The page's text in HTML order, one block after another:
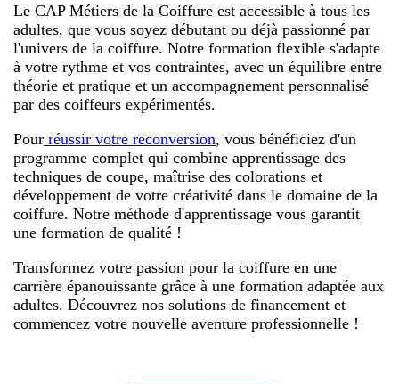
Le CAP Métiers de la Coiffure est accessible à tous les
adultes, que vous soyez débutant ou déjà passionné par
l'univers de la coiffure. Notre formation flexible s'adapte
à votre rythme et vos contraintes, avec un équilibre entre
théorie et pratique et un accompagnement personnalisé
par des coiffeurs expérimentés.
Pour réussir votre reconversion, vous bénéficiez d'un
programme complet qui combine apprentissage des
techniques de coupe, maîtrise des colorations et
développement de votre créativité dans le domaine de la
coiffure. Notre méthode d'apprentissage vous garantit
une formation de qualité !
Transformez votre passion pour la coiffure en une
carrière épanouissante grâce à une formation adaptée aux
adultes. Découvrez nos solutions de financement et
commencez votre nouvelle aventure professionnelle !